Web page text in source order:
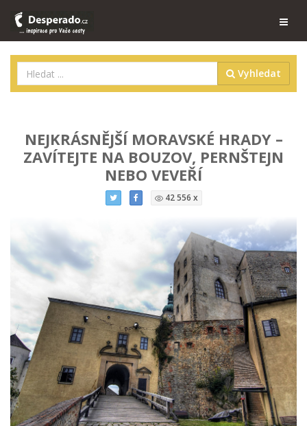
Vyhledat
NEJKRÁSNĚJŠÍ MORAVSKÉ HRADY –
ZAVÍTEJTE NA BOUZOV, PERNŠTEJN
NEBO VEVEŘÍ
42 556 x